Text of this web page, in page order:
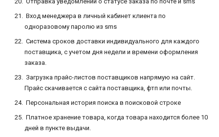
Вход менеджера в личный кабинет клиента по
одноразовому паролю из sms
Система сроков доставки индивидуального для каждого
поставщика, с учетом дня недели и времени оформления
заказа.
Загрузка прайс-листов поставщиков напрямую на сайт.
Прайс скачивается с сайта поставщика, фтп или почты.
Персональная история поиска в поисковой строке
Платное хранение товара, когда товара находится более 10
дней в пункте выдачи.